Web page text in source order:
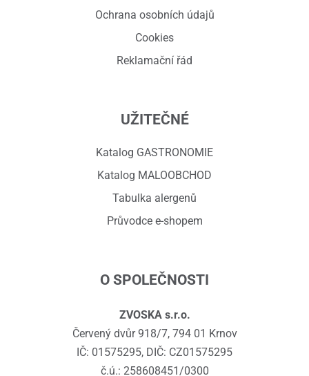
Ochrana osobních údajů
Cookies
Reklamační řád
UŽITEČNÉ
Katalog GASTRONOMIE
Katalog MALOOBCHOD
Tabulka alergenů
Průvodce e-shopem
O SPOLEČNOSTI
ZVOSKA s.r.o.
Červený dvůr 918/7, 794 01 Krnov
IČ: 01575295, DIČ: CZ01575295
č.ú.: 258608451/0300